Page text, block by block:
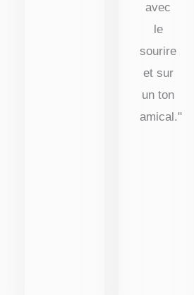
avec
le
sourire
et sur
un ton
amical."